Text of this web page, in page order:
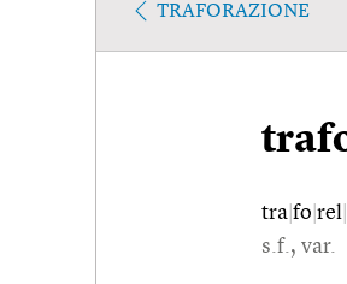
TRAFORAZIONE
tra fo rel
s.f., var.